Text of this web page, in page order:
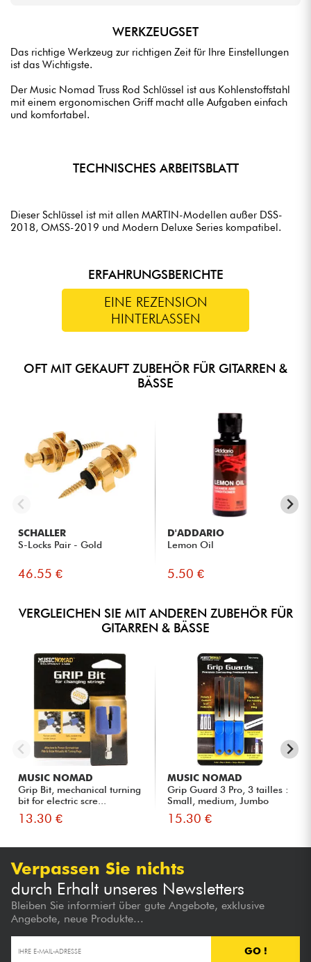
WERKZEUGSET
Das richtige Werkzeug zur richtigen Zeit für Ihre Einstellungen
ist das Wichtigste.
Der Music Nomad Truss Rod Schlüssel ist aus Kohlenstoffstahl
mit einem ergonomischen Griff macht alle Aufgaben einfach
und komfortabel.
TECHNISCHES ARBEITSBLATT
Dieser Schlüssel ist mit allen MARTIN-Modellen außer DSS-
2018, OMSS-2019 und Modern Deluxe Series kompatibel.
ERFAHRUNGSBERICHTE
EINE REZENSION
HINTERLASSEN
OFT MIT GEKAUFT ZUBEHÖR FÜR GITARREN &
BÄSSE
SCHALLER
S-Locks Pair - Gold
46.55 €
D'ADDARIO
Lemon Oil
5.50 €
VERGLEICHEN SIE MIT ANDEREN ZUBEHÖR FÜR
GITARREN & BÄSSE
MUSIC NOMAD
Grip Bit, mechanical turning
bit for electric scre...
13.30 €
MUSIC NOMAD
Grip Guard 3 Pro, 3 tailles :
Small, medium, Jumbo
15.30 €
Verpassen Sie nichts
durch Erhalt unseres Newsletters
Bleiben Sie informiert über gute Angebote, exklusive
Angebote, neue Produkte...
GO !